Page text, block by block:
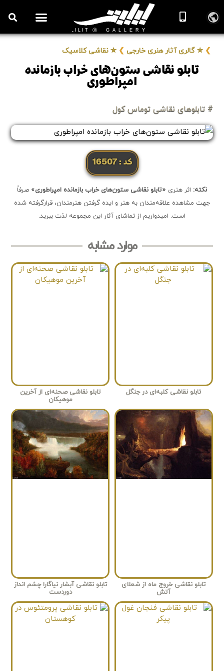
❯ ✮ گالری آثار هنری خارجی ❯ ✮ نقاشی کلاسیک
تابلو نقاشی ستون‌های خراب بازمانده
امپراطوری
# تابلوهای نقاشی توماس کول
کد: 16507
نکته: اثر هنری «تابلو نقاشی ستون‌های خراب بازمانده امپراطوری» صرفاً
جهت مشاهده علاقه‌مندان به هنر و ایده گرفتن هنرمندان، قرارگرفته شده
است. امیدواریم از تماشای آثار این مجموعه لذت ببرید.
موارد مشابه
تابلو نقاشی کلبه‌ای در جنگل
تابلو نقاشی صحنه‌ای از آخرین
موهیکان
تابلو نقاشی خروج ماه از شعلای
آتش
تابلو نقاشی آبشار نیاگارا چشم انداز
دوردست